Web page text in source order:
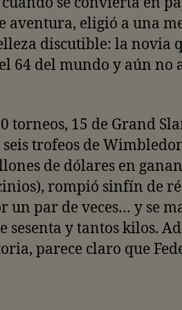
aventura, eligió a una
discutible: la novia
64 del mundo y aún no
torneos, 15 de Grand
trofeos de
de dólares en
rompió sinfín de
un par de veces… y se
sesenta y tantos kilos.
parece claro que